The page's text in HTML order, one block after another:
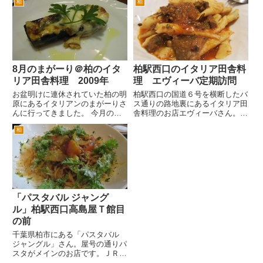
ビルの裏です」。６号から入った
通りは、柏駅西口から豊四季団
地、国立がんセンター方面行のバ
スの通る大通りです。 このバス
面のチーズが、とろけてます。
そのときの焼き具合で、表情が
変...
柏
8月のまがーり＠柏のイタ
リア田舎料理 2009年
お盆明けに連休されていた柏の明
原にあるイタリアンのまがーりさ
んに行ってきました。 今月のま
がーりさんのテーマは、サルデー
ニャ州だそうです。 サルデーニ
ャ州というのは、イタリアの下の
左・・・地理が、苦手なんです
が、え～南の西、南西になるんで
す...
柏
柏駅西口のイタリア田舎料
理 エヴィーバ定期訪問
柏駅西口の国道６号を横断したバ
ス通りの路地裏にあるイタリア田
舎料理のお店エヴィーバさん。最
柏
「パスタバル ジャング
ル」柏駅西口高島屋Ｔ館目
の前
千葉県柏市にある「パスタバル
ジャングル」さん。屋号の通りパ
スタがメインのお店です。ＪＲ・